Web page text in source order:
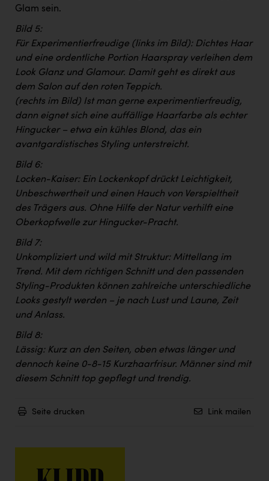
Glam sein.
Bild 5:
Für Experimentierfreudige (links im Bild): Dichtes Haar
und eine ordentliche Portion Haarspray verleihen dem
Look Glanz und Glamour. Damit geht es direkt aus
dem Salon auf den roten Teppich.
(rechts im Bild) Ist man gerne experimentierfreudig,
dann eignet sich eine auffällige Haarfarbe als echter
Hingucker – etwa ein kühles Blond, das ein
avantgardistisches Styling unterstreicht.
Bild 6:
Locken-Kaiser: Ein Lockenkopf drückt Leichtigkeit,
Unbeschwertheit und einen Hauch von Verspieltheit
des Trägers aus. Ohne Hilfe der Natur verhilft eine
Oberkopfwelle zur Hingucker-Pracht.
Bild 7:
Unkompliziert und wild mit Struktur: Mittellang im
Trend. Mit dem richtigen Schnitt und den passenden
Styling-Produkten können zahlreiche unterschiedliche
Looks gestylt werden – je nach Lust und Laune, Zeit
und Anlass.
Bild 8:
Lässig: Kurz an den Seiten, oben etwas länger und
dennoch keine 0-8-15 Kurzhaarfrisur. Männer sind mit
diesem Schnitt top gepflegt und trendig.
Seite drucken Link mailen